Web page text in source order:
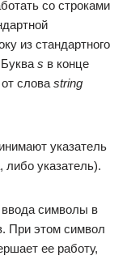
со строками
из стандартного
s в конце
слова string
указатель
указатель).
символы в
При этом символ
ее работу,